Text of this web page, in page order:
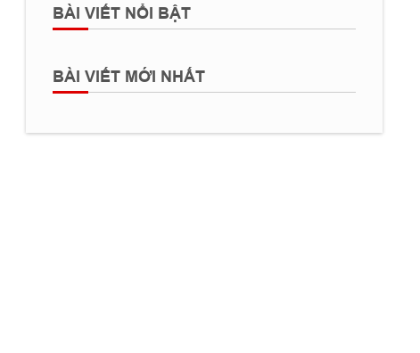
BÀI VIẾT NỔI BẬT
BÀI VIẾT MỚI NHẤT